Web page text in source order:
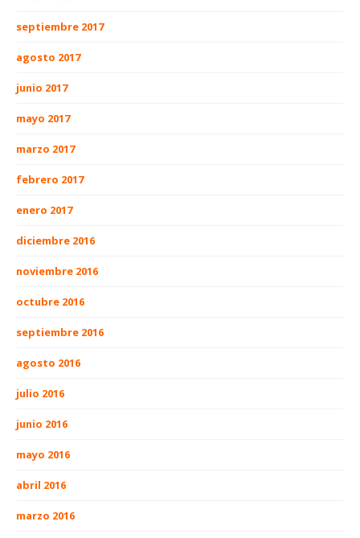
septiembre 2017
agosto 2017
junio 2017
mayo 2017
marzo 2017
febrero 2017
enero 2017
diciembre 2016
noviembre 2016
octubre 2016
septiembre 2016
agosto 2016
julio 2016
junio 2016
mayo 2016
abril 2016
marzo 2016